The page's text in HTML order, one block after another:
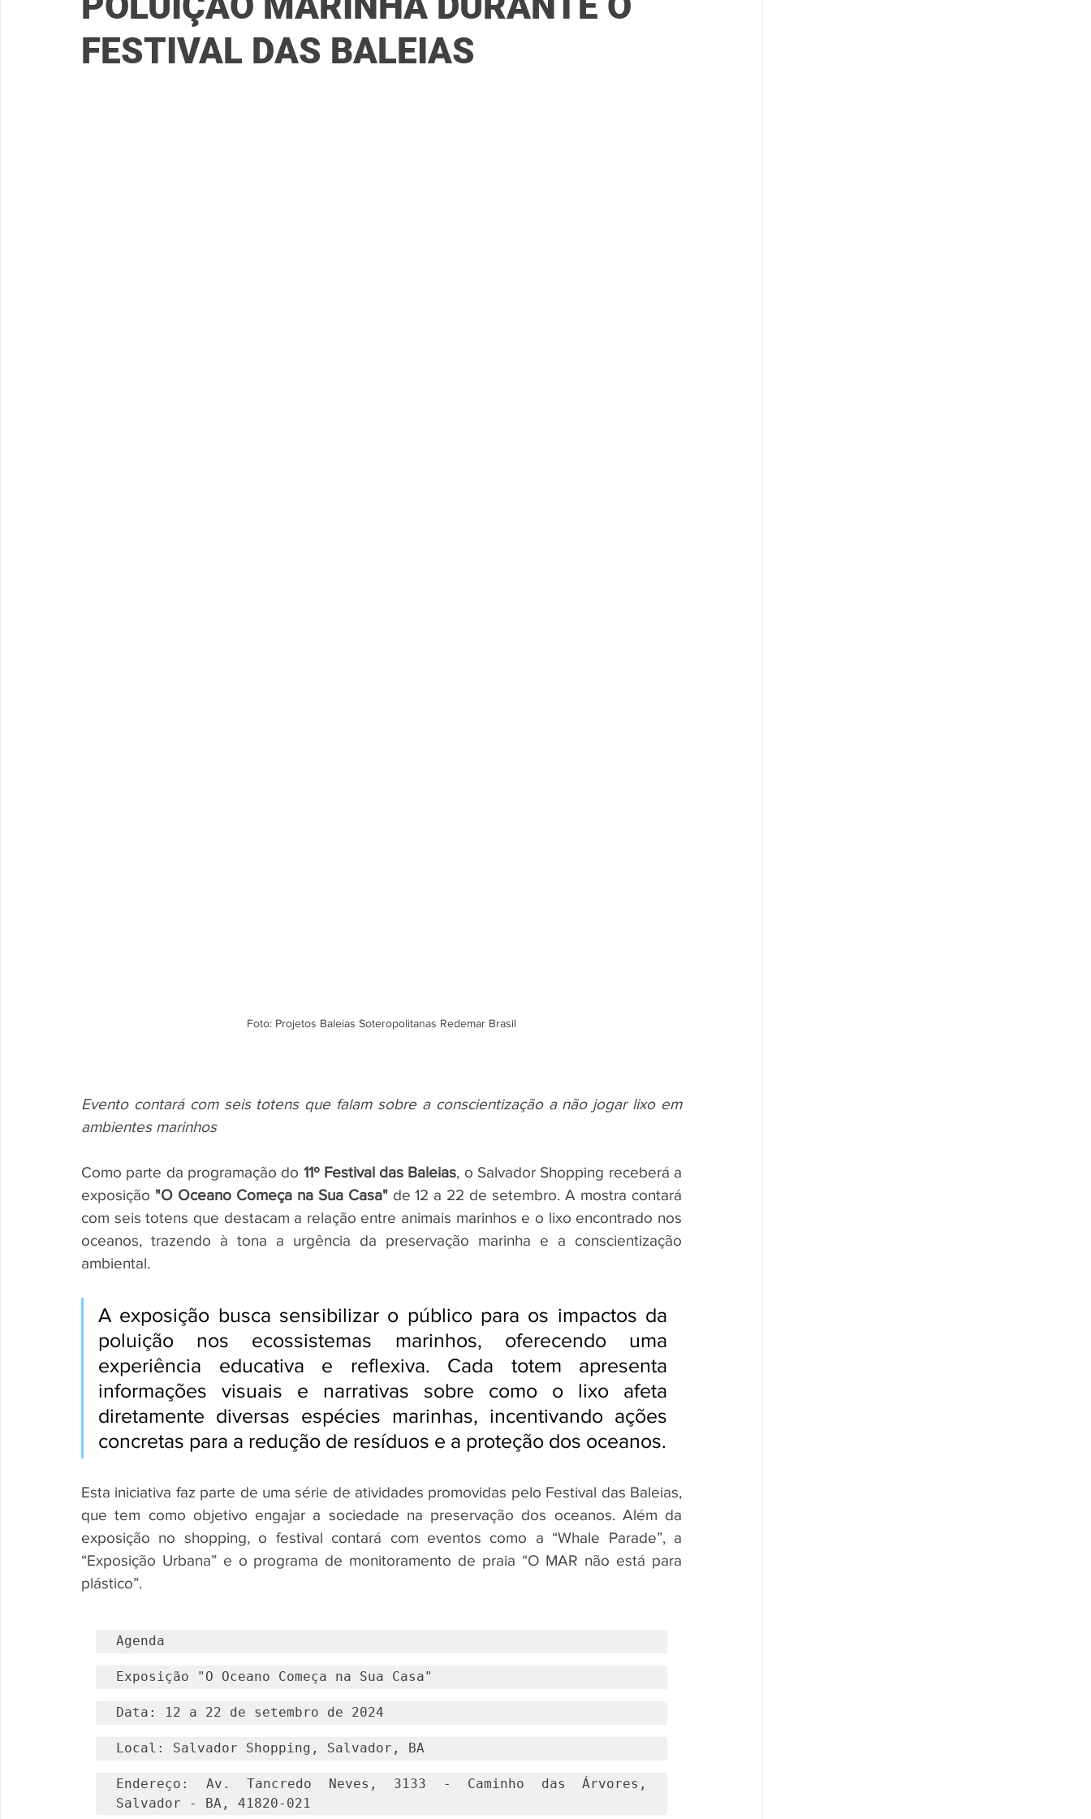
FESTIVAL DAS BALEIAS
Foto: Projetos Baleias Soteropolitanas Redemar Brasil
Evento contará com seis totens que falam sobre a conscientização a não jogar lixo em
ambientes marinhos
Como parte da programação do 11º Festival das Baleias, o Salvador Shopping receberá a
exposição "O Oceano Começa na Sua Casa" de 12 a 22 de setembro. A mostra contará
com seis totens que destacam a relação entre animais marinhos e o lixo encontrado nos
oceanos, trazendo à tona a urgência da preservação marinha e a conscientização
ambiental.
A exposição busca sensibilizar o público para os impactos da
poluição nos ecossistemas marinhos, oferecendo uma
experiência educativa e reflexiva. Cada totem apresenta
informações visuais e narrativas sobre como o lixo afeta
diretamente diversas espécies marinhas, incentivando ações
concretas para a redução de resíduos e a proteção dos oceanos.
Esta iniciativa faz parte de uma série de atividades promovidas pelo Festival das Baleias,
que tem como objetivo engajar a sociedade na preservação dos oceanos. Além da
exposição no shopping, o festival contará com eventos como a “Whale Parade”, a
“Exposição Urbana” e o programa de monitoramento de praia “O MAR não está para
plástico”.
Agenda
Exposição "O Oceano Começa na Sua Casa"
Data: 12 a 22 de setembro de 2024
Local: Salvador Shopping, Salvador, BA
Endereço: Av. Tancredo Neves, 3133 - Caminho das Árvores,
Salvador - BA, 41820-021